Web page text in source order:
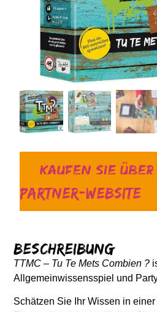
Kaufen Sie
Partner-Website
Beschreibung
TTMC – Tu Te Mets Combien ?
Allgemeinwissensspiel und
Schätzen Sie Ihr Wissen in